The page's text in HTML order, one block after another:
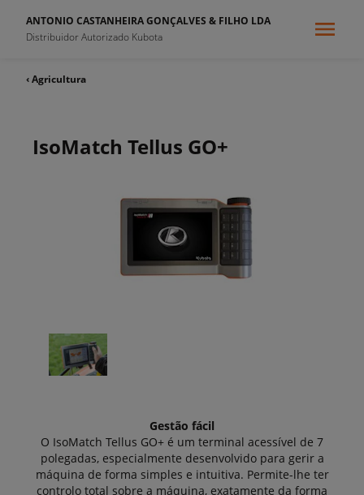
ANTONIO CASTANHEIRA GONÇALVES & FILHO LDA
Distribuidor Autorizado Kubota
‹ Agricultura
IsoMatch Tellus GO+
Gestão fácil
O IsoMatch Tellus GO+ é um terminal acessível de 7
polegadas, especialmente desenvolvido para gerir a
máquina de forma simples e intuitiva. Permite-lhe ter
controlo total sobre a máquina, exatamente da forma